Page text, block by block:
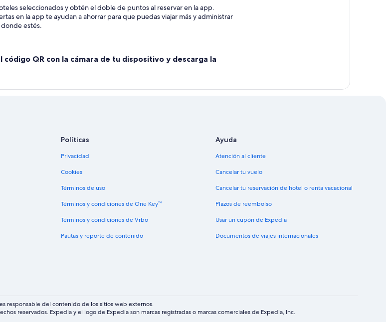
seleccionados y obtén el doble de puntos al reservar en la app.
en la app te ayudan a ahorrar para que puedas viajar más y administrar
estés.
código QR con la cámara de tu dispositivo y descarga la
Políticas
Privacidad
Cookies
Términos de uso
Términos y condiciones de One Key™
Términos y condiciones de Vrbo
Pautas y reporte de contenido
Ayuda
Atención al cliente
Cancelar tu vuelo
Cancelar tu reservación de hotel o renta vacacional
Plazos de reembolso
Usar un cupón de Expedia
Documentos de viajes internacionales
responsable del contenido de los sitios web externos.
reservados. Expedia y el logo de Expedia son marcas registradas o marcas comerciales de Expedia, Inc.